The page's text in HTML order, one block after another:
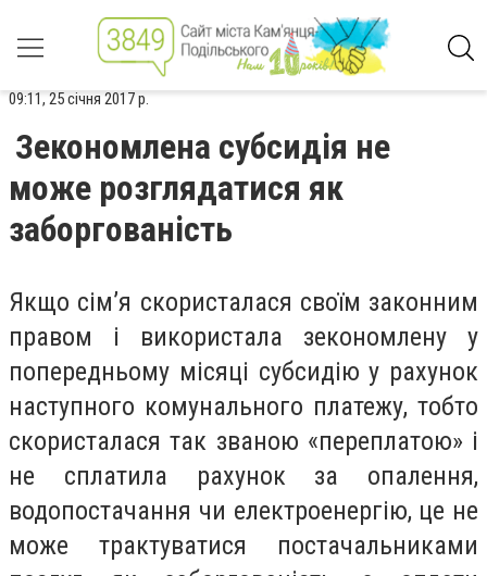
09:11, 25 січня 2017 р.
Зекономлена субсидія не
може розглядатися як
заборгованість
Якщо сім’я скористалася своїм законним
правом і використала зекономлену у
попередньому місяці субсидію у рахунок
наступного комунального платежу, тобто
скористалася так званою «переплатою» і
не сплатила рахунок за опалення,
водопостачання чи електроенергію, це не
може трактуватися постачальниками